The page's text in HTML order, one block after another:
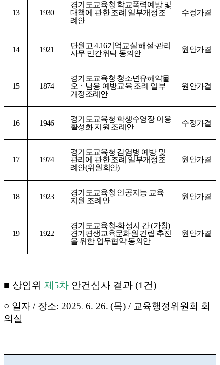
13 1930
경기도교육청 학교폭력예방 및
대책에 관한 조례 일부개정조
례안
수정가결
14 1921 단원고4.16기억교실 해설·관리
사무 민간위탁 동의안
원안가결
15 1874
경기도교육청 청소년유해약물
오ㆍ남용 예방교육 조례 일부
개정조례안
원안가결
16 1946
경기도교육청 학생수영장 이용
활성화 지원 조례안
수정가결
17 1974
경기도교육청 감염병 예방 및
관리에 관한 조례 일부개정조
례안(위원회안)
원안가결
18 1923
경기도교육청 인공지능 교육
지원 조례안
원안가결
19 1922
경기도교육청-화성시 간(가칭)
경기평생교육문화원 건립 추진
을 위한 업무협약 동의안
원안가결
■ 상임위 제 5차 안건심사 결과 (1 건)
○ 일자 / 장소: 2025. 6. 26. (목) / 교육행정위원회 회
의실